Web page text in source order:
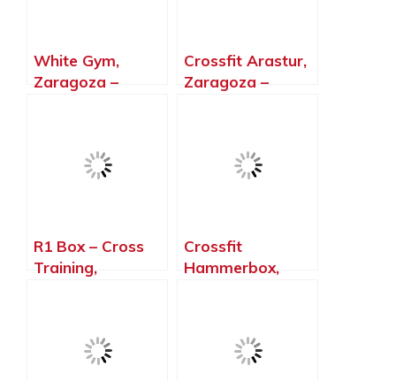
White Gym,
Zaragoza –
Crossfit Arastur,
Zaragoza –
R1 Box – Cross
Training,
Crossfit
Hammerbox,